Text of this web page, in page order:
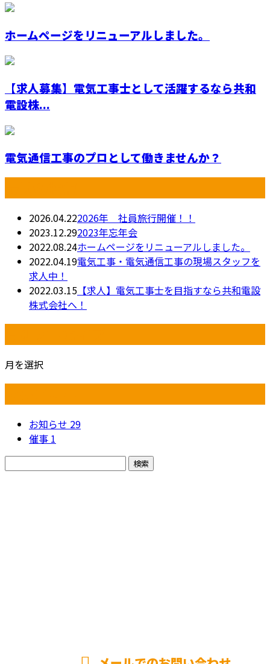
ホームページをリニューアルしました。
【求人募集】電気工事士として活躍するなら共和
電設株...
電気通信工事のプロとして働きませんか？
2026.04.222026年 社員旅行開催！！
2023.12.292023年忘年会
2022.08.24ホームページをリニューアルしました。
2022.04.19電気工事・電気通信工事の現場スタッフを
求人中！
2022.03.15 【求人】電気工事士を目指すなら共和電設
株式会社へ！
月を選択
お知らせ 29
催事 1